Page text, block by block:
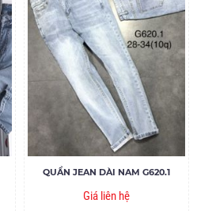
QUẦN JEAN DÀI NAM G620.1
Giá liên hệ